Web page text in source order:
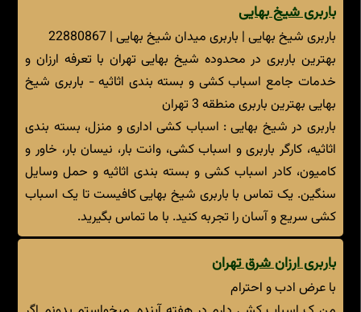
باربری شیخ بهایی
باربری شیخ بهایی | باربری میدان شیخ بهایی | 22880867
بهترین باربری در محدوده شیخ بهایی تهران با تعرفه ارزان و
خدمات جامع اسباب کشی و بسته بندی اثاثیه - باربری شیخ
بهایی بهترین باربری منطقه 3 تهران
باربری در شیخ بهایی : اسباب کشی اداری و منزل، بسته بندی
اثاثیه، کارگر باربری و اسباب کشی، وانت بار، نیسان بار، خاور و
کامیون، کادر اسباب کشی و بسته بندی اثاثیه و حمل وسایل
سنگین. یک تماس با باربری شیخ بهایی کافیست تا یک اسباب
کشی سریع و آسان را تجربه کنید. با ما تماس بگیرید.
باربری ارزان شرق تهران
با عرض ادب و احترام